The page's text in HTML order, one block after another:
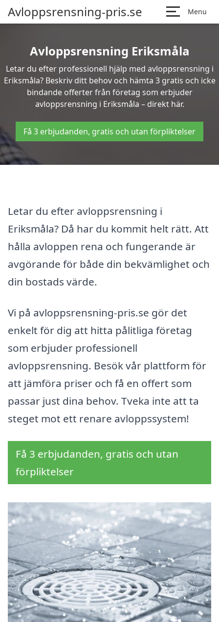
Avloppsrensning-pris.se Menu
Avloppsrensning Eriksmåla
Letar du efter professionell hjälp med avloppsrensning i
Eriksmåla? Beskriv ditt behov och hämta 3 gratis och icke
bindande offerter från företag som erbjuder
avloppsrensning i Eriksmåla – direkt här.
Få 3 erbjudanden, gratis och utan förpliktelser
Letar du efter avloppsrensning i
Eriksmåla? Då har du kommit helt rätt. Att
hålla avloppen rena och fungerande är
avgörande för både din bekvämlighet och
din bostads värde.
Vi på avloppsrensning-pris.se gör det
enkelt för dig att hitta pålitliga företag
som erbjuder professionell
avloppsrensning. Besök vår plattform för
att jämföra priser och få en offert som
passar just dina behov. Tveka inte att ta
steget mot ett renare avloppssystem!
Få 3 erbjudanden, gratis och utan
förpliktelser